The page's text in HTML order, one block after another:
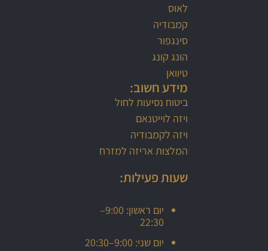
לאוס
קמבודיה
סינגפור
הונג קונג
טיוואן
מידע חשוב:
ביטוח נסיעות לחול
ויזה לוייטנאם
ויזה לקמבודיה
המלצות אריזה למזרח
שעות פעילות:
יום ראשון: 9:00–
22:30
יום שני: 9:00–20:30